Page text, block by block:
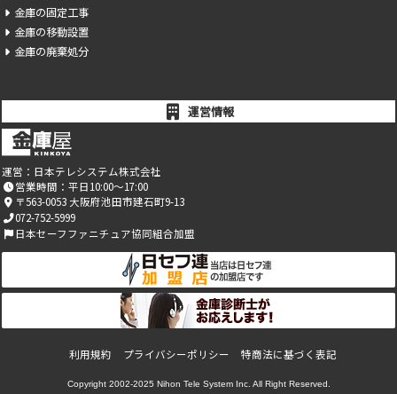
運営情報
運営： 日本テレシステム株式会社
営業時間：平日10:00～17:00
〒563-0053 大阪府池田市建石町9-13
072-752-5999
日本セーフファニチュア協同組合加盟
金庫の固定工事
金庫の移動設置
金庫の廃棄処分
利用規約 プライバシーポリシー 特商法に基づく表記
Copyright 2002-2025 Nihon Tele System Inc. All Right Reserved.